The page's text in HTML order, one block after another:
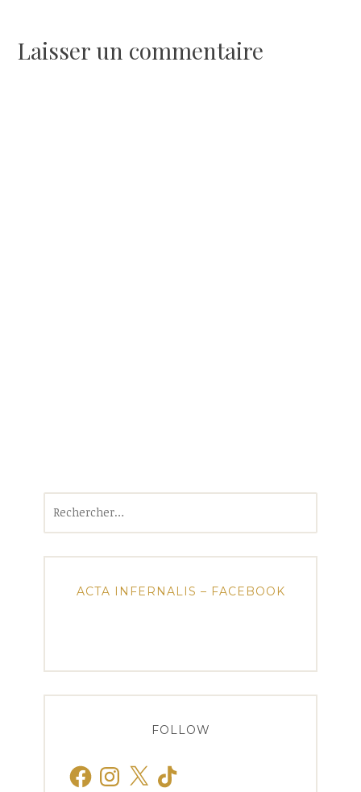
l’article
Laisser un commentaire
ACTA INFERNALIS – FACEBOOK
FOLLOW
FacebookInstagram
X TikTok